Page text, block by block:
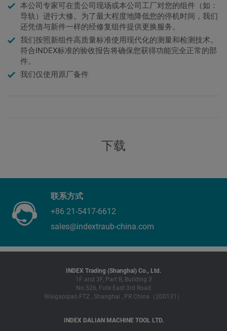
本公司专家可在贵公司现场或本公司工厂对您的组件（如：
导轨）进行大修。为了最大程度地降低您的停机时间，我们
还凭借与新件一样的经修复组件提供更换服务。
我们按照新组件高质量标准使用现代化的测量和检测技术。
符合INDEX标准的验收报告将确保您获得功能完全正常的部
件。
我们仅使用原厂备件
下载
联系方式
+86 21-5417-6612
sales@indextraub-china.com
INDEX Trading (Shanghai) Co., Ltd.
1F and 3F, Part B, Building 3
No.526, Fute East 3rd Road
Waigaoqiao FTZ , Shanghai , PR China（200131）
INDEX DALIAN MACHINE TOOL LTD.